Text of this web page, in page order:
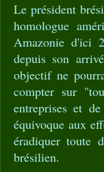
Le président
homologue
Amazonie d'ici
depuis son
objectif ne
compter sur
entreprises et
équivoque aux
éradiquer toute
brésilien.